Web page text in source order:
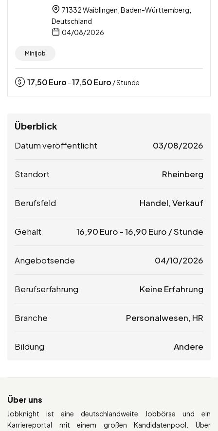
71332 Waiblingen, Baden-Württemberg,
Deutschland
04/08/2026
Minijob
17,50Euro -17,50Euro / Stunde
Überblick
Datum veröffentlicht 03/08/2026
Standort Rheinberg
Berufsfeld Handel, Verkauf
Gehalt 16,90 Euro -16,90 Euro / Stunde
Angebotsende 04/10/2026
Berufserfahrung Keine Erfahrung
Branche Personalwesen, HR
Bildung Andere
Über uns
Jobknight ist eine deutschlandweite Jobbörse und ein
Karriereportal mit einem großen Kandidatenpool. Über